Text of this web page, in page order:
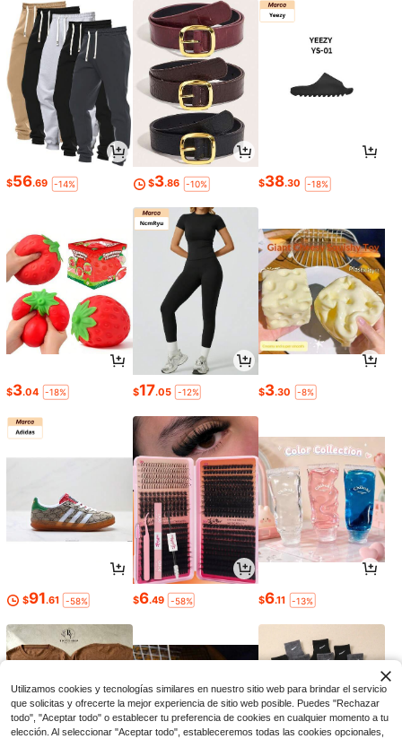
$56.69 -14% $3.86 -10% $38.30 -18%
$3.04 -18% $17.05 -12% $3.30 -8%
$91.61 -58% $6.49 -58% $6.11 -13%
Utilizamos cookies y tecnologías similares en nuestro sitio web para brindar el servicio
que solicitas y ofrecerte la mejor experiencia de sitio web posible. Puedes "Rechazar
todo", "Aceptar todo" o establecer tu preferencia de cookies en cualquier momento a tu
elección. Al seleccionar "Aceptar todo", estableceremos todas las cookies opcionales,